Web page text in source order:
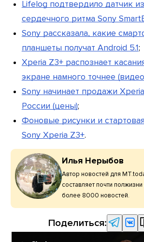
Lifelog подтвердило датчик
сердечного ритма Sony
Sony рассказала, какие
планшеты получат Android 5.1;
Xperia Z3+ распознает
экране намного точнее
Sony начинает продажи
России (цены);
Фоновые рисунки и
Sony Xperia Z3+.
Илья Нерыбов
Автор новостей для
составляет почти
более 8000 новостей.
Поделиться: